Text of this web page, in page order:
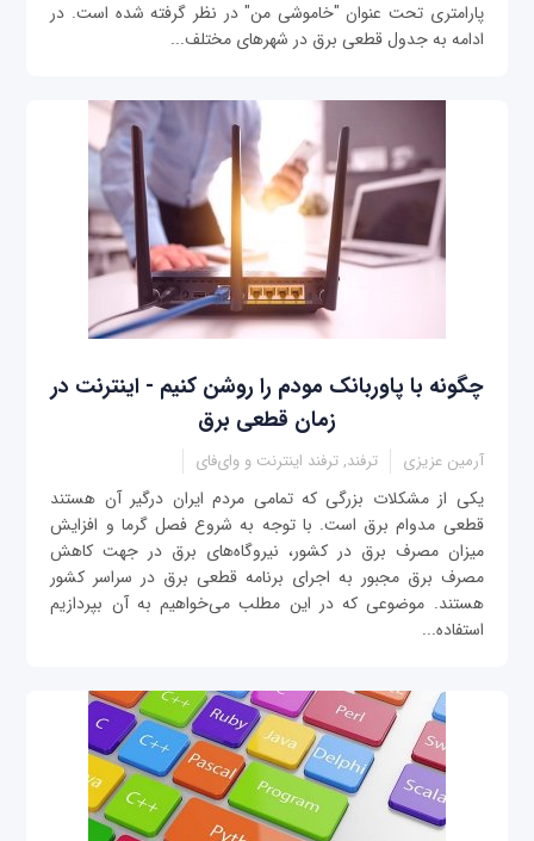
پارامتری تحت عنوان "خاموشی من" در نظر گرفته شده است. در
ادامه به جدول قطعی برق در شهرهای مختلف...
چگونه با پاوربانک مودم را روشن کنیم - اینترنت در
زمان قطعی برق
آرمین عزیزی ترفند, ترفند اینترنت و وای‌فای
یکی از مشکلات بزرگی که تمامی مردم ایران درگیر آن هستند
قطعی مدوام برق است. با توجه به شروع فصل گرما و افزایش
میزان مصرف برق در کشور، نیروگاه‌های برق در جهت کاهش
مصرف برق مجبور به اجرای برنامه قطعی برق در سراسر کشور
هستند. موضوعی که در این مطلب می‌خواهیم به آن بپردازیم
استفاده...